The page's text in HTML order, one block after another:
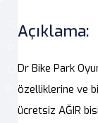
Açıklama:
Dr Bike Park
özelliklerine ve
ücretsiz AĞIR